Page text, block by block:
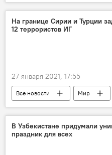
На границе Сирии и Турции
12 террористов ИГ
27 января 2021, 17:55
Все новости Мир
ИГИЛ
терроризм
В Узбекистане придумали
праздник для всех